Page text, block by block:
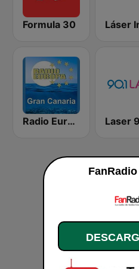
Formula 30
Radio Europa Gran Canaria 104.0 FM